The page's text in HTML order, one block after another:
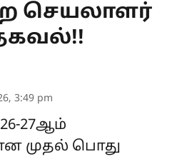
செயலாளர்
3:49 pm
27ஆம்
முதல் பொது